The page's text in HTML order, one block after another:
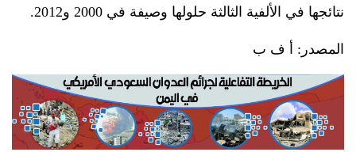
نتائجها في الألفية الثالثة حلولها وصيفة في 2000 و2012.
المصدر: أ ف ب